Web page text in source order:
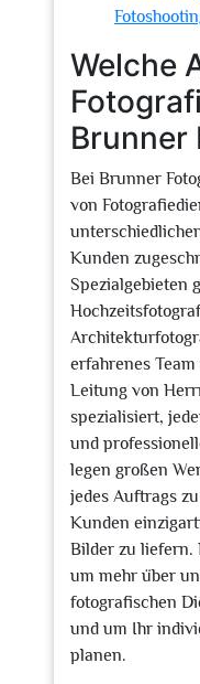
Welche
Brunner
Bei Brunner
von
Kunden
Spezialgebieten
erfahrenes
Leitung von
spezialisiert,
und
legen großen
jedes Auftrags
Kunden
Bilder zu liefern.
um mehr über
fotografischen
und um Ihr
planen.